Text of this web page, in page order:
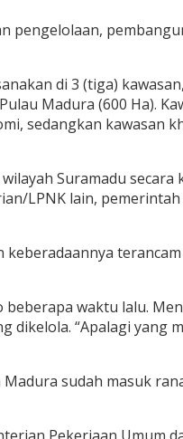
pengelolaan,
di 3 (tiga) kawasan,
Madura (600 Ha).
sedangkan kawasan
Suramadu secara
LPNK lain,
waktu lalu.
dikelola. “Apalagi yang
sudah masuk